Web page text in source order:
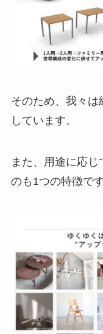
そのため、我々
しています。
また、用途に応じ
のも1つの特徴です